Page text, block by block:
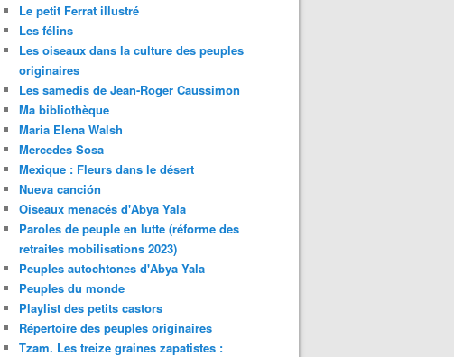
Le petit Ferrat illustré
Les félins
Les oiseaux dans la culture des peuples
originaires
Les samedis de Jean-Roger Caussimon
Ma bibliothèque
Maria Elena Walsh
Mercedes Sosa
Mexique : Fleurs dans le désert
Nueva canción
Oiseaux menacés d'Abya Yala
Paroles de peuple en lutte (réforme des
retraites mobilisations 2023)
Peuples autochtones d'Abya Yala
Peuples du monde
Playlist des petits castors
Répertoire des peuples originaires
Tzam. Les treize graines zapatistes :